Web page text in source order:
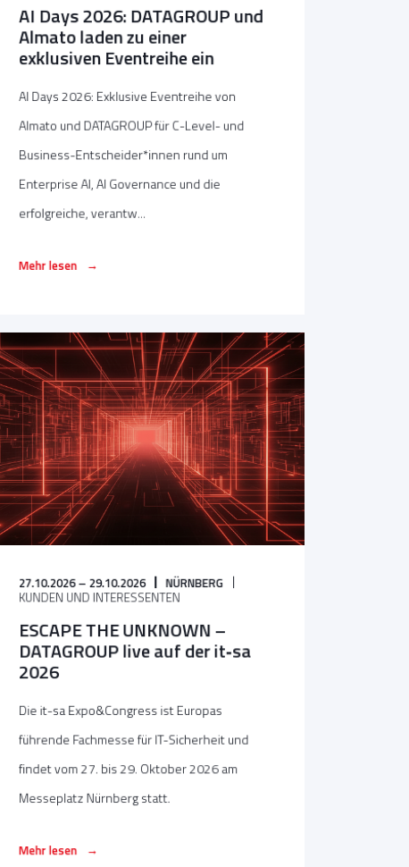
AI Days 2026: DATAGROUP und
Almato laden zu einer
exklusiven Eventreihe ein
AI Days 2026: Exklusive Eventreihe von
Almato und DATAGROUP für C-Level- und
Business-Entscheider*innen rund um
Enterprise AI, AI Governance und die
erfolgreiche, verantw...
Mehr lesen →
27.10.2026 – 29.10.2026 NÜRNBERG
KUNDEN UND INTERESSENTEN
ESCAPE THE UNKNOWN –
DATAGROUP live auf der it‑sa
2026
Die it-sa Expo&Congress ist Europas
führende Fachmesse für IT-Sicherheit und
findet vom 27. bis 29. Oktober 2026 am
Messeplatz Nürnberg statt.
Mehr lesen →